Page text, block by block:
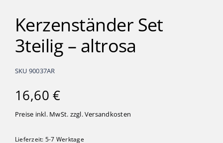
Kerzenständer Set
3teilig – altrosa
SKU 90037AR
16,60€
Preise inkl. MwSt. zzgl.Versandkosten
Lieferzeit: 5-7 Werktage